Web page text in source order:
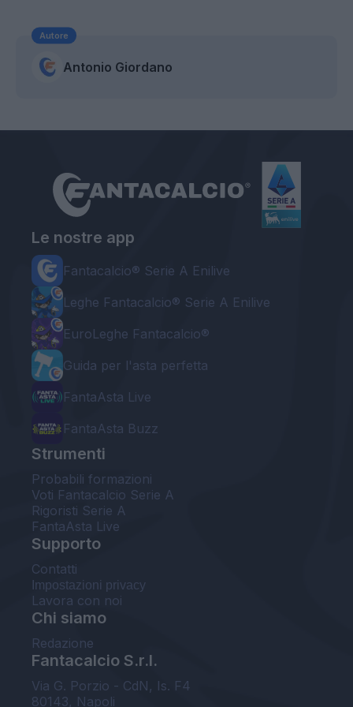
Autore
Antonio Giordano
Le nostre app
Fantacalcio® Serie A Enilive
Leghe Fantacalcio® Serie A Enilive
EuroLeghe Fantacalcio®
Guida per l'asta perfetta
FantaAsta Live
FantaAsta Buzz
Strumenti
Probabili formazioni
Voti Fantacalcio Serie A
Rigoristi Serie A
FantaAsta Live
Supporto
Contatti
Impostazioni privacy
Lavora con noi
Chi siamo
Redazione
Fantacalcio S.r.l.
Via G. Porzio - CdN, Is. F4
80143, Napoli